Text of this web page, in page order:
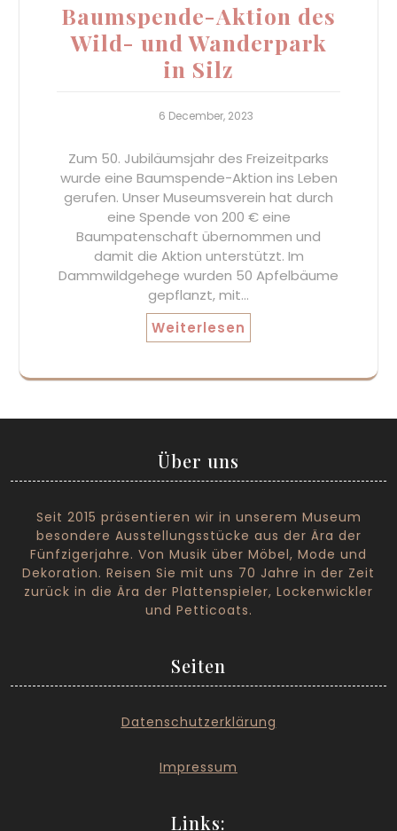
Baumspende-Aktion des
Wild- und Wanderpark
in Silz
6 December, 2023
Zum 50. Jubiläumsjahr des Freizeitparks
wurde eine Baumspende-Aktion ins Leben
gerufen. Unser Museumsverein hat durch
eine Spende von 200 € eine
Baumpatenschaft übernommen und
damit die Aktion unterstützt. Im
Dammwildgehege wurden 50 Apfelbäume
gepflanzt, mit…
Weiterlesen
Über uns
Seit 2015 präsentieren wir in unserem Museum
besondere Ausstellungsstücke aus der Ära der
Fünfzigerjahre. Von Musik über Möbel, Mode und
Dekoration. Reisen Sie mit uns 70 Jahre in der Zeit
zurück in die Ära der Plattenspieler, Lockenwickler
und Petticoats.
Seiten
Datenschutzerklärung
Impressum
Links: